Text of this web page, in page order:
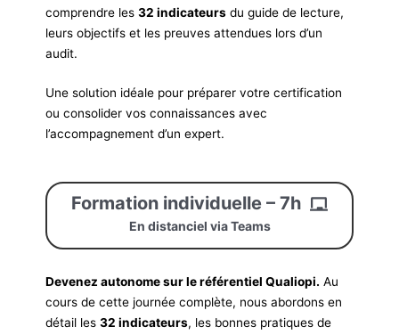
comprendre les32 indicateurs du guide de lecture,
leurs objectifs et les preuves attendues lors d’un
audit.
Une solution idéale pour préparer votre certification
ou consolider vos connaissances avec
l’accompagnement d’un expert.
Formation individuelle – 7h
En distanciel via Teams
Devenez autonome sur le référentiel Qualiopi. Au
cours de cette journée complète, nous abordons en
détail les32 indicateurs, les bonnes pratiques de